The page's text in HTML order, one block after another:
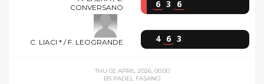
CONVERSANO
6 3 6
C. LIACI * / F. LEOGRANDE 4 6 3
THU 02 APRIL 2026, 00:00
BS PADEL FASANO